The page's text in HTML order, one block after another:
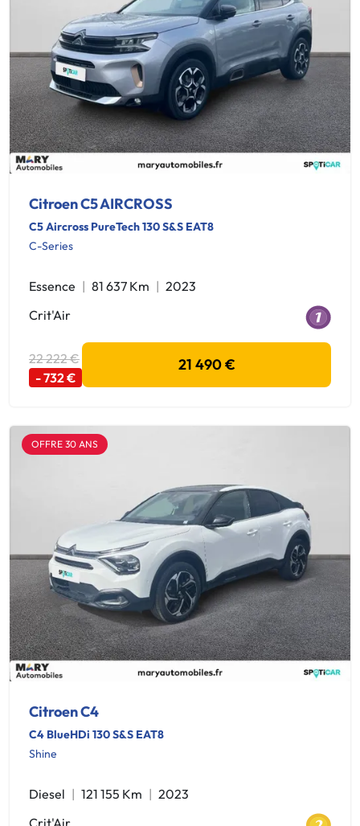
Citroen C5 AIRCROSS
C5 Aircross PureTech 130 S&S EAT8
C-Series
Essence 81 637 Km
2023
Crit'Air
22 222 €
- 732 €
21 490 €
OFFRE 30 ANS
Citroen C4
C4 BlueHDi 130 S&S EAT8
Shine
Diesel 121 155 Km
2023
Crit'Air